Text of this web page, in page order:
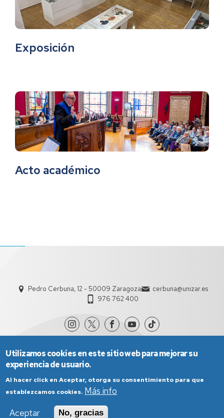
Exposición
Acto académico
Pedro Cerbuna, 12 - 50009 Zaragoza
cerbuna@unizar.es
976 762 400
Política de Privacidad
Utilizamos cookies en este sitio web para mejorar su
experiencia de usuario.
Al hacer click en Aceptar, otorga su consentimiento para que
establezcamos cookies. Más info
Aceptar
No, gracias